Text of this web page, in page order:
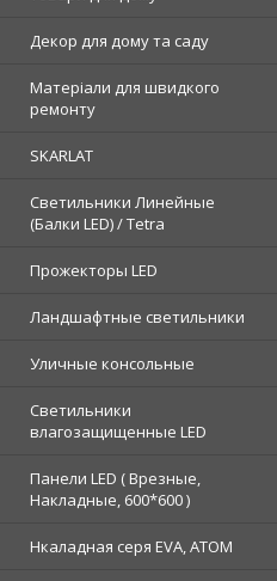
Декор для дому та саду
Матеріали для швидкого
ремонту
SKARLAT
Светильники Линейные
(Балки LED) / Tetra
Прожекторы LED
Ландшафтные светильники
Уличные консольные
Светильники
влагозащищенные LED
Панели LED ( Врезные,
Накладные, 600*600 )
Нкаладная серя EVA, ATOM